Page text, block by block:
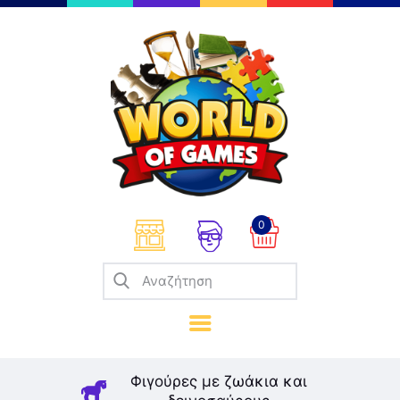
0
Φιγούρες με ζωάκια και
Επιτραπέζια
Παζλ
Παιχνίδια Καρτών
Σπαζοκεφαλιές
Κατασκευές
Καλλιτεχνικά
Μοντελισμός
Βιβλία
Παιχνίδια Ρόλων